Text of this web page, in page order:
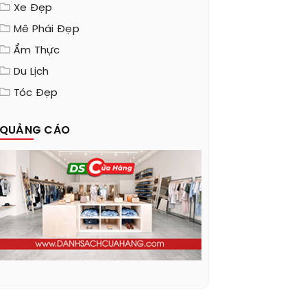
Xe Đẹp
Mê Phái Đẹp
Ẩm Thực
Du Lịch
Tóc Đẹp
CÁO